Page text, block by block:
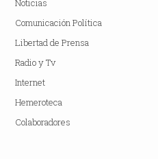
Noticias
Comunicación Política
Libertad de Prensa
Radio y Tv
Internet
Hemeroteca
Colaboradores